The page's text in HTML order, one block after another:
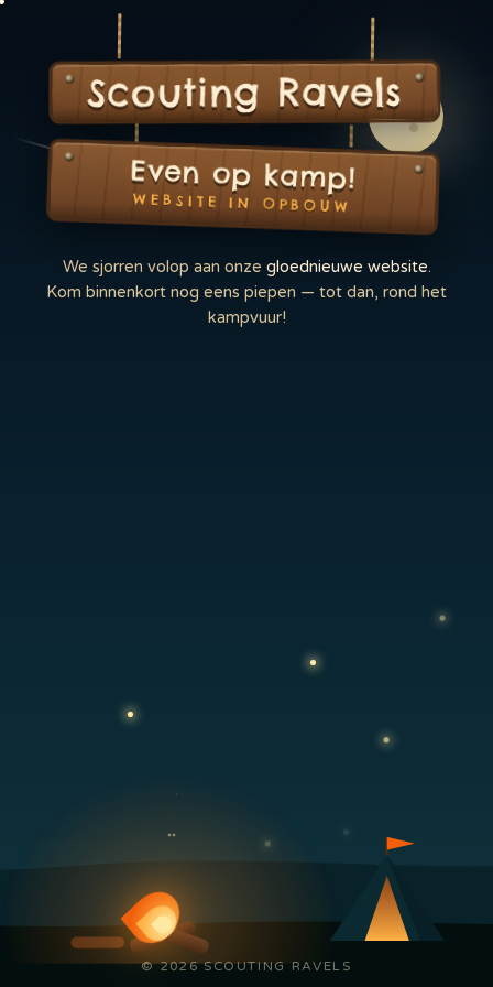
Scouting Ravels
Even op kamp!
WEBSITE IN OPBOUW
We sjorren volop aan onze gloednieuwe website.
Kom binnenkort nog eens piepen — tot dan, rond het
kampvuur!
© 2026 SCOUTING RAVELS